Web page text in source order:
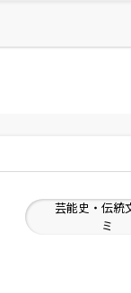
芸能史・伝統
ミ